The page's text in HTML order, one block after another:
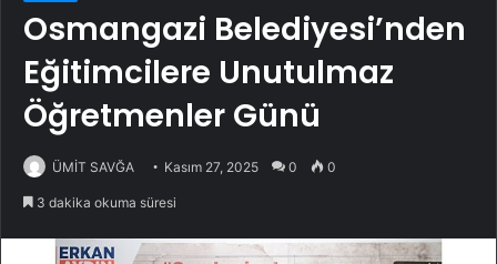
Osmangazi Belediyesi’nden
Eğitimcilere Unutulmaz
Öğretmenler Günü
ÜMİT SAVĞA Kasım 27, 2025 0 0
3 dakika okuma süresi